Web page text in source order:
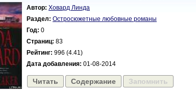
Автор: Ховард Линда
Раздел: Остросюжетные любовные романы
Год: 0
Страниц: 83
Рейтинг: 996 (4.41)
Дата добавления: 01-08-2014
Читать Содержание Запомнить